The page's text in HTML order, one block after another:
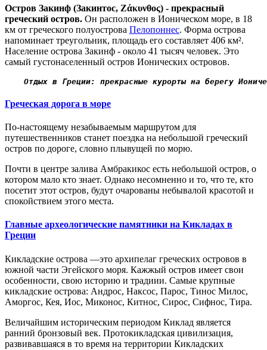
Остров Закинф (Закинтос, Ζάκυνθος) - прекрасный
греческий остров. Он расположен в Ионическом море, в 18
км от греческого полуострова Пелопоннес. Форма острова
напоминает треугольник, площадь его составляет 406 км².
Население острова Закинф - около 41 тысяч человек. Это
самый густонаселенный остров Ионических островов.
Отдых в Греции: прекрасные курорты на берегу
Греческая дорога в море
По-настоящему незабываемым маршрутом для
путешественников станет поездка на небольшой греческий
остров по дороге, словно плывущей по морю.
Почти в центре залива Амбракикос есть небольшой остров, о
котором мало кто знает. Однако несомненно и то, что те, кто
посетит этот остров, будут очарованы небывалой красотой и
спокойствием этого места.
Главные археологические памятники на Кикладах в
Греции
Кикладские острова —это архипелаг греческих островов в
южной части Эгейского моря. Кажжый остров имеет свои
особенности, свою историю и традиии. Самые крупные
кикладские острова: Андрос, Наксос, Парос, Тинос Милос,
Аморгос, Кея, Иос, Миконос, Китнос, Сирос, Сифнос, Тира.
Величайшим историческим периодом Киклад является
ранний бронзовый век. Протокикладская цивилизация,
развивавшаяся в то время на территории Кикладских